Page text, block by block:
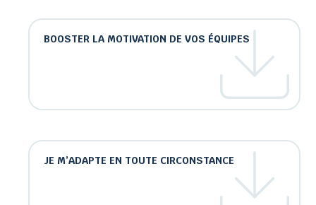
BOOSTER LA MOTIVATION DE VOS ÉQUIPES
JE M’ADAPTE EN TOUTE CIRCONSTANCE